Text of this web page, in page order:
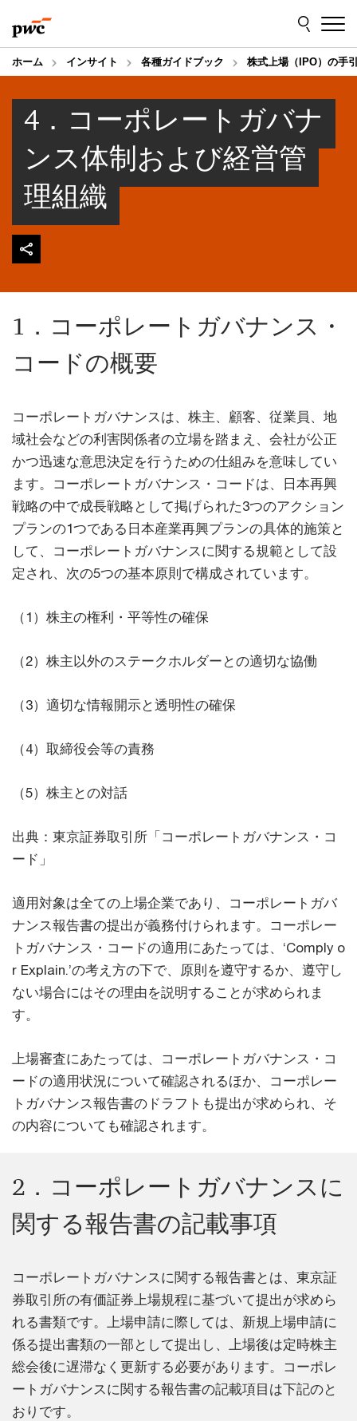
to
content
to
footer
ホーム インサイト 各種ガイドブック 株式上場（IPO）の手
4．コーポレートガバナ
ンス体制および経営管
理組織
1．コーポレートガバナンス・
コードの概要
コーポレートガバナンスは、株主、顧客、従業員、地
域社会などの利害関係者の立場を踏まえ、会社が公正
かつ迅速な意思決定を行うための仕組みを意味してい
ます。コーポレートガバナンス・コードは、日本再興
戦略の中で成長戦略として掲げられた3つのアクション
プランの1つである日本産業再興プランの具体的施策と
して、コーポレートガバナンスに関する規範として設
定され、次の5つの基本原則で構成されています。
（1）株主の権利・平等性の確保
（2）株主以外のステークホルダーとの適切な協働
（3）適切な情報開示と透明性の確保
（4）取締役会等の責務
（5）株主との対話
出典：東京証券取引所「コーポレートガバナンス・コ
ード」
適用対象は全ての上場企業であり、コーポレートガバ
ナンス報告書の提出が義務付けられます。コーポレー
トガバナンス・コードの適用にあたっては、‘Comply o
r Explain.’の考え方の下で、原則を遵守するか、遵守し
ない場合にはその理由を説明することが求められま
す。
上場審査にあたっては、コーポレートガバナンス・コ
ードの適用状況について確認されるほか、コーポレー
トガバナンス報告書のドラフトも提出が求められ、そ
の内容についても確認されます。
2．コーポレートガバナンスに
関する報告書の記載事項
コーポレートガバナンスに関する報告書とは、東京証
券取引所の有価証券上場規程に基づいて提出が求めら
れる書類です。上場申請に際しては、新規上場申請に
係る提出書類の一部として提出し、上場後は定時株主
総会後に遅滞なく更新する必要があります。コーポレ
ートガバナンスに関する報告書の記載項目は下記のと
おりです。